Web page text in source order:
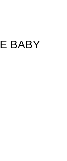
BABY